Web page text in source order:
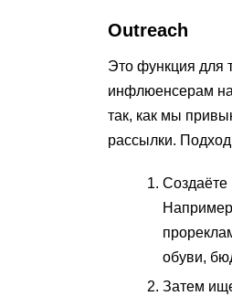
Outreach
Это функция для
инфлюенсерам
так, как мы
рассылки. Подход
обуви,
Затем